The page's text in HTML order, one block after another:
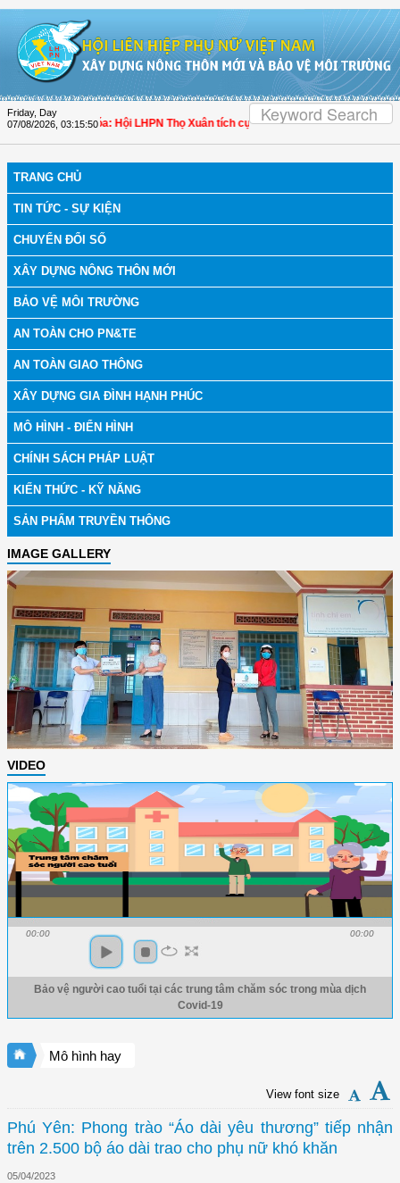
Friday, Day
07/08/2026 03:15:51
| Thanh Hóa: Hội LHPN Thọ Xuân tích cực góp phần nâng cao tỷ lệ người
TRANG CHỦ
TIN TỨC - SỰ KIỆN
CHUYỂN ĐỔI SỐ
XÂY DỰNG NÔNG THÔN MỚI
BẢO VỆ MÔI TRƯỜNG
AN TOÀN CHO PN&TE
AN TOÀN GIAO THÔNG
XÂY DỰNG GIA ĐÌNH HẠNH PHÚC
MÔ HÌNH - ĐIỂN HÌNH
CHÍNH SÁCH PHÁP LUẬT
KIẾN THỨC - KỸ NĂNG
SẢN PHẨM TRUYỀN THÔNG
IMAGE GALLERY
VIDEO
00:00 00:00
Bảo vệ người cao tuổi tại các trung tâm chăm sóc trong mùa dịch
Covid-19
Mô hình hay
View font size
Phú Yên: Phong trào “Áo dài yêu thương” tiếp nhận
trên 2.500 bộ áo dài trao cho phụ nữ khó khăn
05/04/2023